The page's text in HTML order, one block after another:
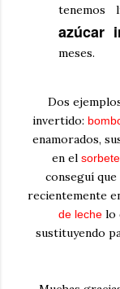
tenemos
azúcar
meses.
Dos
invertido:
enamorados,
en el
conseguí
recientemente
de lechelo
sustituyendo